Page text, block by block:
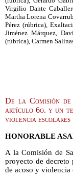
Virgilio Dante
Martha Lorena
Pérez (rúbrica),
Jiménez Márquez,
(rúbrica), Carmen
De la Comisión
artículo 6o. y un
violencia escolares
HONORABLE
A la Comisión de
proyecto de decreto
de acoso y violencia